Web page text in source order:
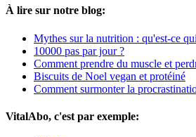
À lire sur notre blog:
Mythes sur la nutrition : qu'est-ce
10000 pas par jour ?
Comment prendre du muscle et
Biscuits de Noel vegan et protéiné
Comment surmonter la
VitalAbo, c'est par exemple: